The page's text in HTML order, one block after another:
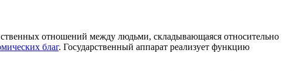
отношений между людьми, складывающаяся относительно
благ. Государственный аппарат реализует функцию